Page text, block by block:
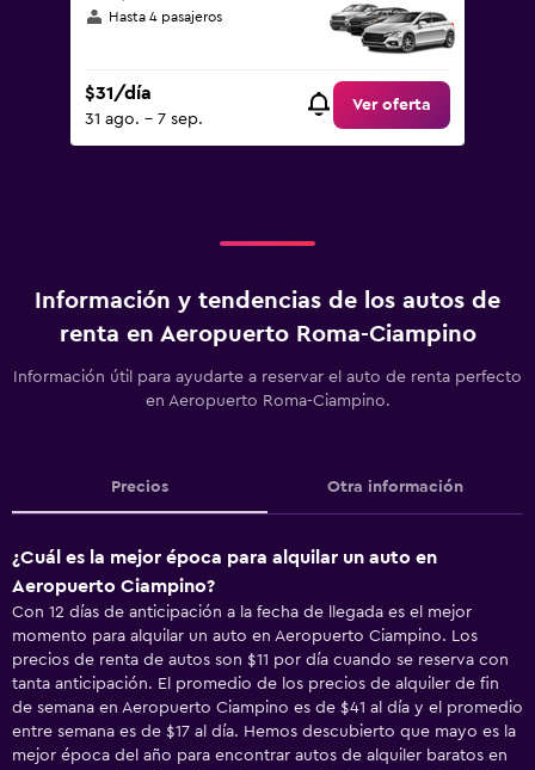
Hasta 4 pasajeros
$31/día
31 ago. - 7 sep.
Ver oferta
Información y tendencias de los autos de
renta en Aeropuerto Roma-Ciampino
Información útil para ayudarte a reservar el auto de renta perfecto
en Aeropuerto Roma-Ciampino.
Precios Otra información
¿Cuál es la mejor época para alquilar un auto en
Aeropuerto Ciampino?
Con 12 días de anticipación a la fecha de llegada es el mejor
momento para alquilar un auto en Aeropuerto Ciampino. Los
precios de renta de autos son $11 por día cuando se reserva con
tanta anticipación. El promedio de los precios de alquiler de fin
de semana en Aeropuerto Ciampino es de $41 al día y el promedio
entre semana es de $17 al día. Hemos descubierto que mayo es la
mejor época del año para encontrar autos de alquiler baratos en